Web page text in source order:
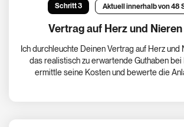
Schritt 3 Aktuell innerhalb von 48
Vertrag auf Herz und
Ich durchleuchte Deinen Vertrag auf Herz
das realistisch zu erwartende Guthaben bei
ermittle seine Kosten und bewerte die